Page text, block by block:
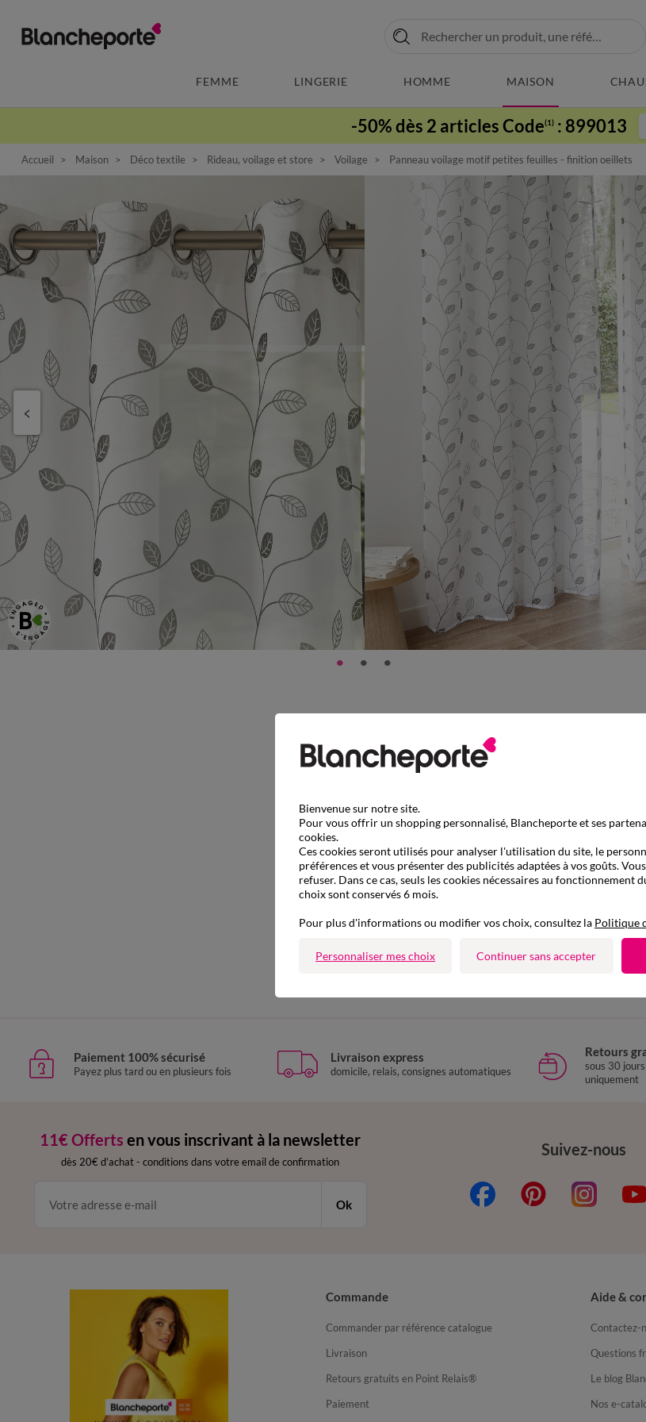
FEMME LINGERIE HOMME MAISON
-50% dès 2 articles Code(1) : 899013
Accueil Maison Déco textile Rideau, voilage et store Voilage Panneau voilage motif petites feuilles - finition oeillets
Paiement 100% sécurisé
Payez plus tard ou en plusieurs fois
Livraison express
domicile, relais, consignes automatiques
Retours
sous 30
uniquement
11€ Offerts en vous inscrivant à la newsletter
dès 20€ d’achat - conditions dans votre email de confirmation
Ok
Suivez-nous
Commande
Commander par référence catalogue
Livraison
Retours gratuits en Point Relais®
Paiement
Aide &
Contactez-
Questions
Le blog
Nos e-
Bienvenue sur notre site.
Pour vous offrir un shopping personnalisé, Blancheporte et ses
cookies.
Ces cookies seront utilisés pour analyser l'utilisation du site, le
préférences et vous présenter des publicités adaptées à vos goûts.
refuser. Dans ce cas, seuls les cookies nécessaires au fonctionnement
choix sont conservés 6 mois.
Pour plus d'informations ou modifier vos choix, consultez la Politique
Personnaliser mes choix Continuer sans accepter